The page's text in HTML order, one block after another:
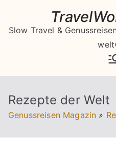
springen
Slow Travel &
Rezepte der Welt
Genussreisen Magazin »